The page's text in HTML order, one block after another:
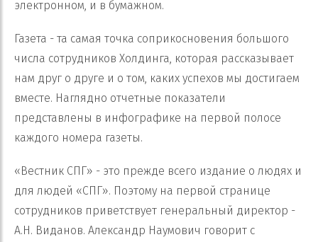
электронном, и в бумажном.
Газета - та самая точка соприкосновения большого
числа сотрудников Холдинга, которая рассказывает
нам друг о друге и о том, каких успехов мы достигаем
вместе. Наглядно отчетные показатели
представлены в инфографике на первой полосе
каждого номера газеты.
«Вестник СПГ» - это прежде всего издание о людях и
для людей «СПГ». Поэтому на первой странице
сотрудников приветствует генеральный директор -
А.Н. Виданов. Александр Наумович говорит с